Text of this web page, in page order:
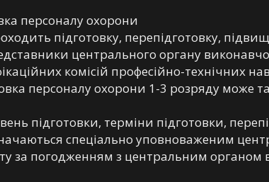
персоналу охорони
підготовку, перепідготовку,
центрального органу
комісій професійно-технічних
персоналу охорони 1-3 розряду може
підготовки, терміни підготовки,
спеціально уповноваженим
за погодженням з центральним органом